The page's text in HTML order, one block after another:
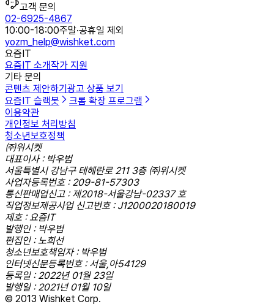
고객 문의
02-6925-4867
10:00-18:00주말·공휴일 제외
yozm_help@wishket.com
요즘IT
요즘IT 소개작가 지원
기타 문의
콘텐츠 제안하기광고 상품 보기
요즘IT 슬랙봇
크롬 확장 프로그램
이용약관
개인정보 처리방침
청소년보호정책
㈜위시켓
대표이사 : 박우범
서울특별시 강남구 테헤란로 211 3층 ㈜위시켓
사업자등록번호 : 209-81-57303
통신판매업신고 : 제2018-서울강남-02337 호
직업정보제공사업 신고번호 : J1200020180019
제호 : 요즘IT
발행인 : 박우범
편집인 : 노희선
청소년보호책임자 : 박우범
인터넷신문등록번호 : 서울,아54129
등록일 : 2022년 01월 23일
발행일 : 2021년 01월 10일
© 2013 Wishket Corp.